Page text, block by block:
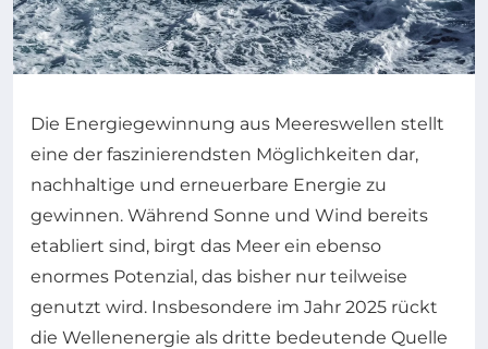
Die Energiegewinnung aus Meereswellen stellt
eine der faszinierendsten Möglichkeiten dar,
nachhaltige und erneuerbare Energie zu
gewinnen. Während Sonne und Wind bereits
etabliert sind, birgt das Meer ein ebenso
enormes Potenzial, das bisher nur teilweise
genutzt wird. Insbesondere im Jahr 2025 rückt
die Wellenenergie als dritte bedeutende Quelle